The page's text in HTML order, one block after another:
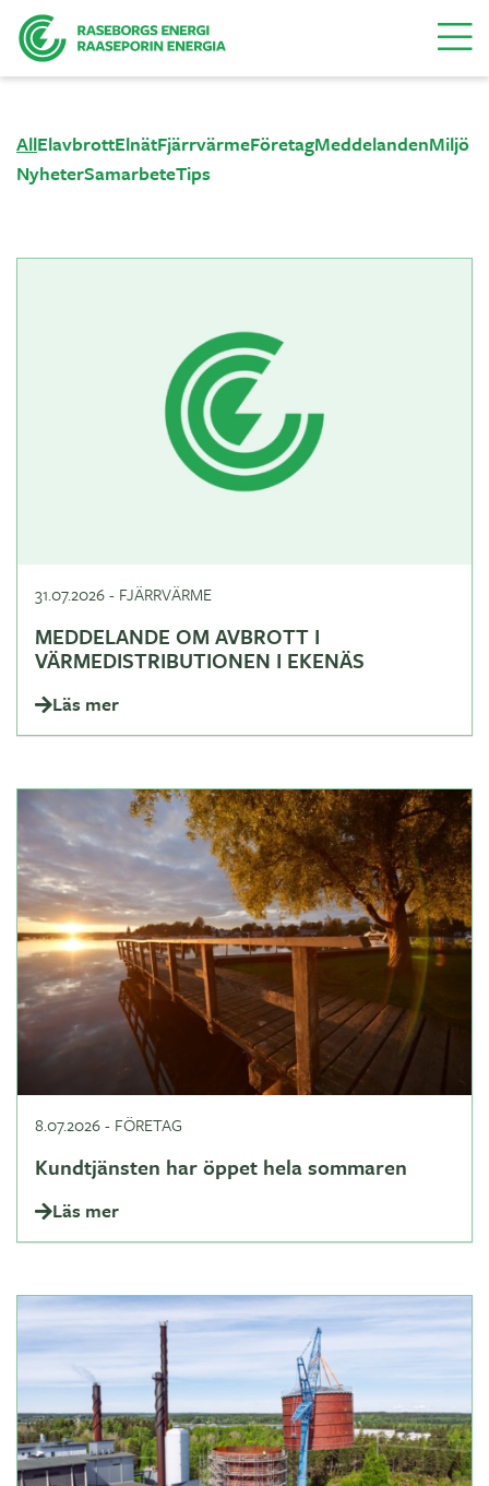
Menu
AllElavbrottElnätFjärrvärmeFöretagMeddelandenMiljö
NyheterSamarbeteTips
31.07.2026- FJÄRRVÄRME
MEDDELANDE OM AVBROTT I
VÄRMEDISTRIBUTIONEN I EKENÄS
Läs mer
8.07.2026- FÖRETAG
Kundtjänsten har öppet hela sommaren
Läs mer